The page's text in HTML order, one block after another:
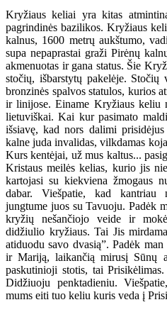
Kryžiaus keliai yra kitas
pagrindinės bazilikos. Kryžiaus
kalnus, 1600 metrų aukštumo,
supa nepaprastai graži Pirėnų
akmenuotas ir gana status. Šie
stočių, išbarstytų pakelėje. Stočių
bronzinės spalvos statulos, kurios
ir linijose. Einame Kryžiaus keliu
lietuviškai. Kai kur pasimato
išsiavę, kad nors dalimi
kalne juda invalidas, vilkdamas
Kurs kentėjai, už mus kaltus...
Kristaus meilės kelias, kurio jis
kartojasi su kiekviena žmogaus
dabar. Viešpatie, kad kantriau
jungtume juos su Tavuoju. Padėk
kryžių nešančiojo veide ir
didžiulio kryžiaus. Tai Jis
atiduodu savo dvasią”. Padėk
ir Mariją, laikančią mirusį Sūnų
paskutinioji stotis, tai
Didžiuoju penktadieniu.
mums eiti tuo keliu kuris veda į